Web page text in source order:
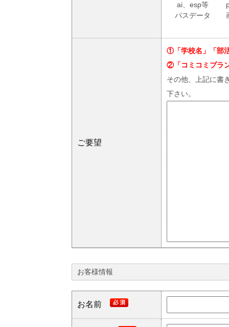
ai、esp等
パスデータ
ご要望
①「学校名」「部
②「コミコミプラ
その他、上記に書
下さい。
お客様情報
お名前